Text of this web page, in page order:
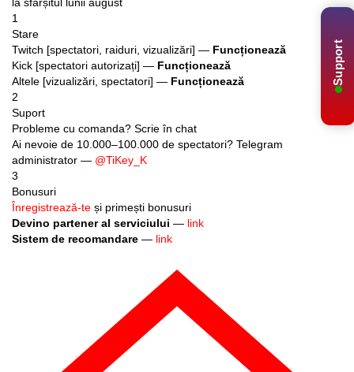
Support
1
Stare
Twitch [spectatori, raiduri, vizualizări] —
Kick [spectatori autorizați] —Funcționează
Altele [vizualizări, spectatori] —Funcționează
2
Suport
Probleme cu comanda? Scrie în chat
Ai nevoie de 10.000–100.000 de spectatori? Telegram
administrator —@TiKey_K
3
Bonusuri
Înregistrează-te
Devino partener al serviciului—link
Sistem de recomandare—link